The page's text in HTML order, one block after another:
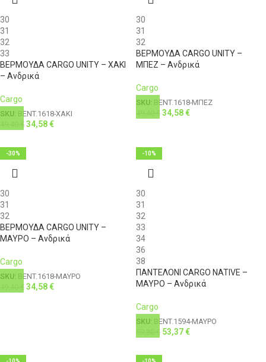
30
31
32
33
ΒΕΡΜΟΥΔΑ CARGO UNITY – ΧΑΚΙ
– Ανδρικά
Cargo
SKU: BENT.1618-ΧΑΚΙ
€ 34,58€
30
31
32
ΒΕΡΜΟΥΔΑ CARGO UNITY –
ΜΠΕΖ – Ανδρικά
Cargo
SKU: BENT.1618-ΜΠΕΖ
€ 34,58€
-30%
30
31
32
ΒΕΡΜΟΥΔΑ CARGO UNITY –
ΜΑΥΡΟ – Ανδρικά
Cargo
SKU: BENT.1618-ΜΑΥΡΟ
€ 34,58€
-10%
30
31
32
33
34
36
38
ΠΑΝΤΕΛΟΝΙ CARGO NATIVE –
ΜΑΥΡΟ – Ανδρικά
Cargo
SKU: BENT.1594-ΜΑΥΡΟ
€ 53,37€